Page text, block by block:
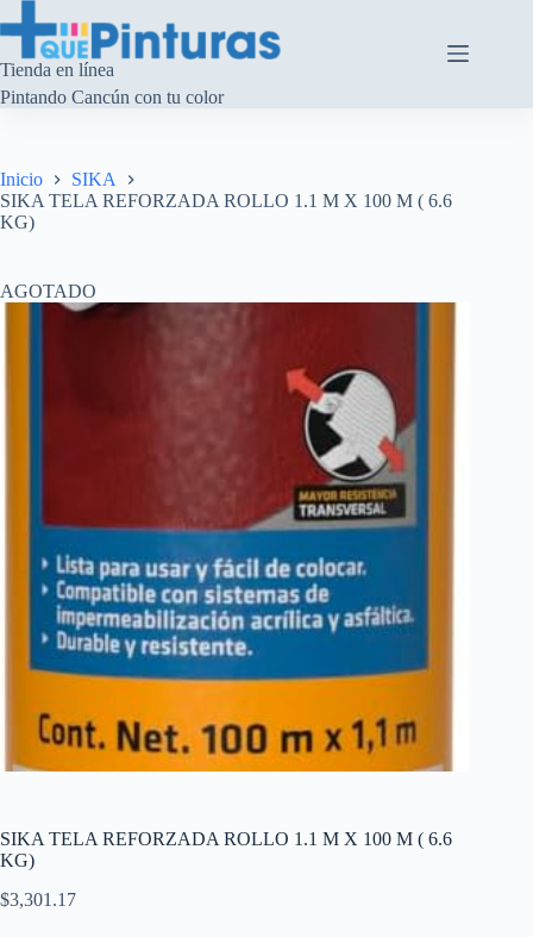
al
contenido
Tienda en línea
Pintando Cancún con tu color
Inicio
SIKA
SIKA TELA REFORZADA ROLLO 1.1 M X 100 M ( 6.6
KG)
AGOTADO
SIKA TELA REFORZADA ROLLO 1.1 M X 100 M ( 6.6
KG)
$3,301.17